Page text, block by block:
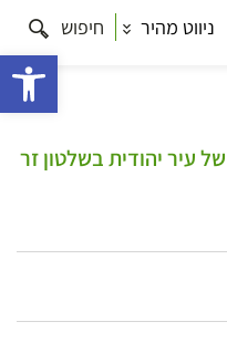
ניווט מהיר חיפוש
עיר יהודית בשלטון זר